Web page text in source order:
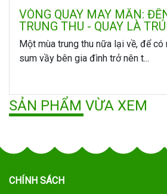
VÒNG QUAY MAY MẮN:
TRUNG THU - QUAY LÀ
Một mùa trung thu nữa lại về, để có
sum vầy bên gia đình trở nên t...
SẢN PHẨM VỪA XEM
CHÍNH SÁCH